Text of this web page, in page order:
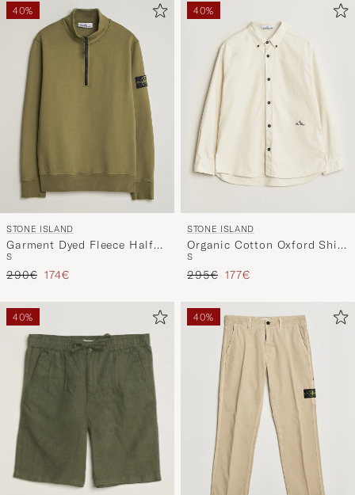
40%
STONE ISLAND
Garment Dyed Fleece Half
Zip Military Green
S
Regulärer Preis
290€ Reduzierter Preis
174€
40%
STONE ISLAND
Organic Cotton Oxford Shirt
Ivory
S
Regulärer Preis
295€ Reduzierter Preis
177€
40% 40%